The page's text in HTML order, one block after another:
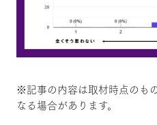
※記事の内容は取材時点のも
なる場合があります。